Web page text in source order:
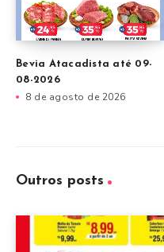
Bevia Atacadista até 09-
08-2026
8 de agosto de 2026
Outros posts